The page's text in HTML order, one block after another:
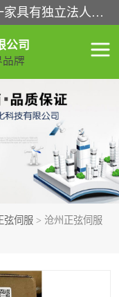
厦门晶鼎自动化科技有限公司是一家具有独立法人资格的高新技术企业；代理销售的产品有台湾威纶触摸屏，魏德米勒全系列，永宏触摸屏,威纶触摸屏,台湾威纶weinview触摸屏,台湾永宏PLC，FATEK,永宏伺服,图儿克总线，施耐德，欧姆龙，西门子，富士变频，K&N蓝系列， BUSSMANN，松下变频器，丹佛斯变频器等。
公司
品牌
弦伺服 > 沧州正弦伺服
闽台威纶触摸
米勒接线端子
米勒电源
通讯模块